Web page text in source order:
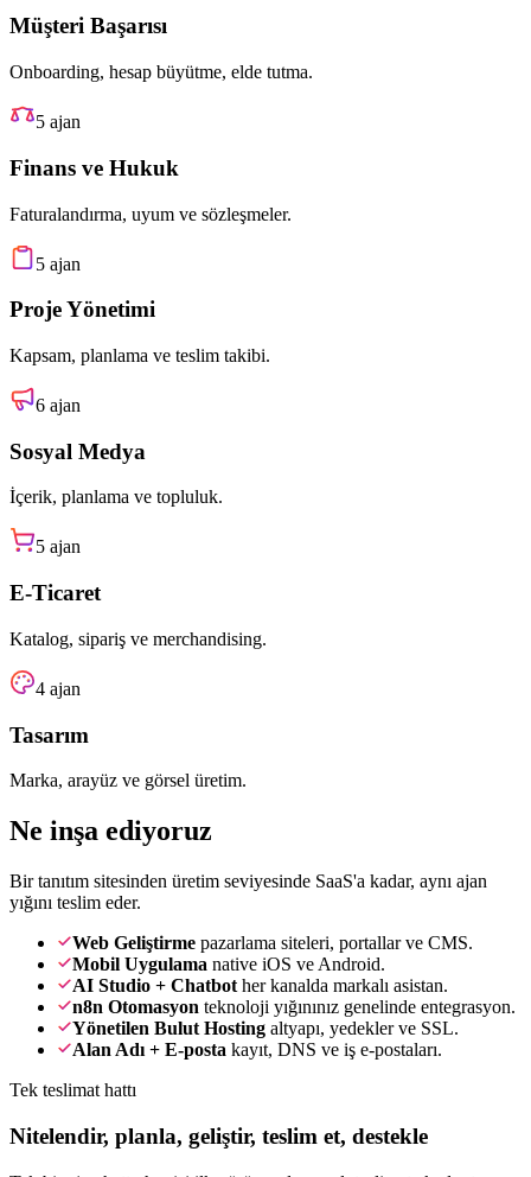
Müşteri Başarısı
Onboarding, hesap büyütme, elde tutma.
5 ajan
Finans ve Hukuk
Faturalandırma, uyum ve sözleşmeler.
5 ajan
Proje Yönetimi
Kapsam, planlama ve teslim takibi.
6 ajan
Sosyal Medya
İçerik, planlama ve topluluk.
5 ajan
E-Ticaret
Katalog, sipariş ve merchandising.
4 ajan
Tasarım
Marka, arayüz ve görsel üretim.
Ne inşa ediyoruz
Bir tanıtım sitesinden üretim seviyesinde SaaS'a kadar, aynı ajan
yığını teslim eder.
Web Geliştirme pazarlama siteleri, portallar ve CMS.
Mobil Uygulama native iOS ve Android.
AI Studio + Chatbot her kanalda markalı asistan.
n8n Otomasyon teknoloji yığınınız genelinde entegrasyon.
Yönetilen Bulut Hosting altyapı, yedekler ve SSL.
Alan Adı + E-posta kayıt, DNS ve iş e-postaları.
Tek teslimat hattı
Nitelendir, planla, geliştir, teslim et, destekle